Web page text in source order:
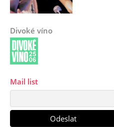
Divoké víno
Mail list